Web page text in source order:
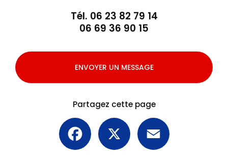
Tél. 06 23 82 79 14
06 69 36 90 15
ENVOYER UN MESSAGE
Partagez cette page
Facebook